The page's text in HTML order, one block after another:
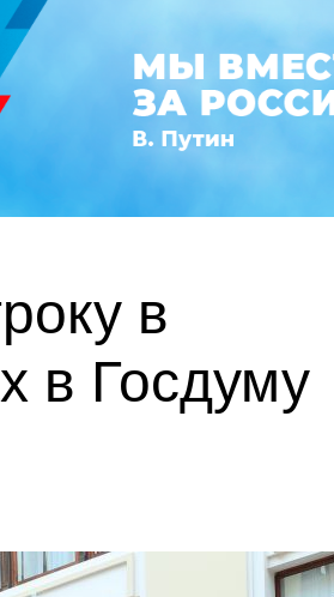
в
в Госдуму